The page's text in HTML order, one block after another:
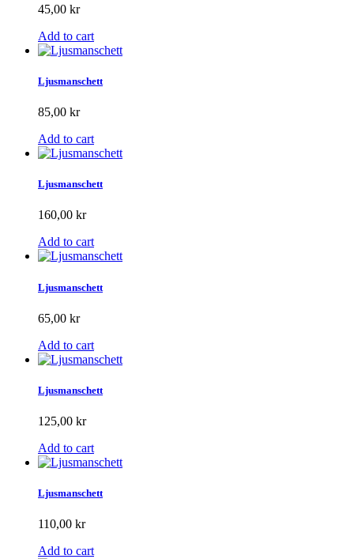
45,00 kr
Add to cart
Ljusmanschett
85,00 kr
Add to cart
Ljusmanschett
160,00 kr
Add to cart
Ljusmanschett
65,00 kr
Add to cart
Ljusmanschett
125,00 kr
Add to cart
Ljusmanschett
110,00 kr
Add to cart